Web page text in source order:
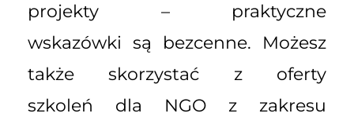
projekty – praktyczne
wskazówki są bezcenne. Możesz
także skorzystać z oferty
szkoleń dla NGO z zakresu